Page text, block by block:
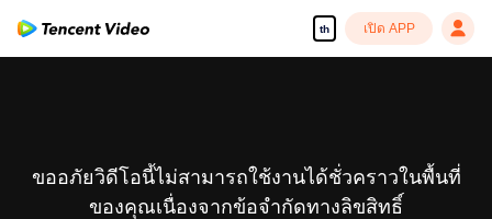
th เปิด APP
ขออภัยวิดีโอนี้ไม่สามารถใช้งานได้ชั่วคราวในพื้นที่
ของคุณเนื่องจากข้อจำกัดทางลิขสิทธิ์